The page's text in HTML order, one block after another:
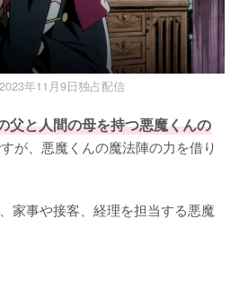
年11月9日独占配信
父と人間の母を持つ悪魔くんの
が、悪魔くんの魔法陣の力を借り
家事や接客、経理を担当する悪魔